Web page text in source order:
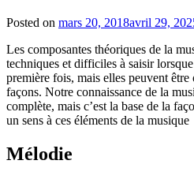
Posted on mars 20, 2018avril 29,
Les composantes théoriques de la
techniques et difficiles à saisir
première fois, mais elles peuvent
façons. Notre connaissance de la
complète, mais c’est la base de la
un sens à ces éléments de la musique
Mélodie